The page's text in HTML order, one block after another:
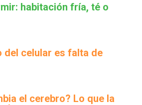
habitación fría, té o
del celular es falta de
el cerebro? Lo que la